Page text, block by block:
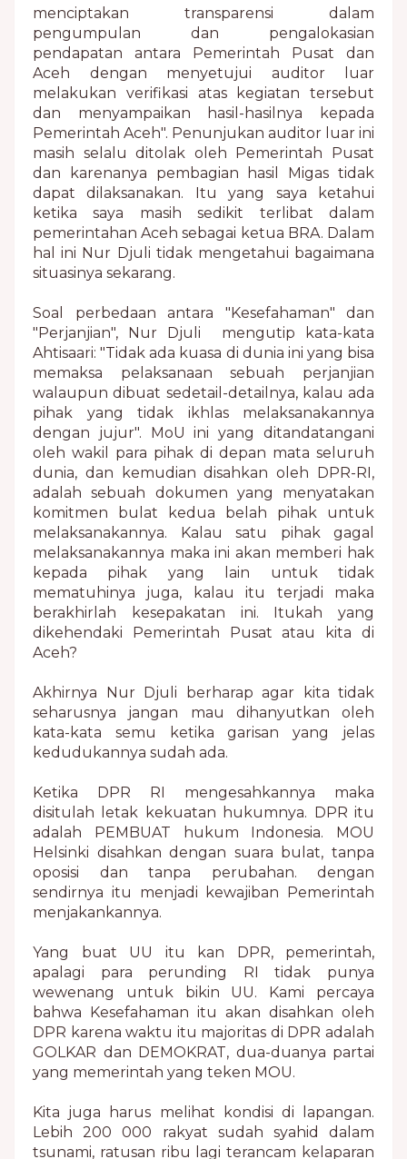
menciptakan transparensi dalam
pengumpulan dan pengalokasian
pendapatan antara Pemerintah Pusat dan
Aceh dengan menyetujui auditor luar
melakukan verifikasi atas kegiatan tersebut
dan menyampaikan hasil-hasilnya kepada
Pemerintah Aceh". Penunjukan auditor luar ini
masih selalu ditolak oleh Pemerintah Pusat
dan karenanya pembagian hasil Migas tidak
dapat dilaksanakan. Itu yang saya ketahui
ketika saya masih sedikit terlibat dalam
pemerintahan Aceh sebagai ketua BRA. Dalam
hal ini Nur Djuli tidak mengetahui bagaimana
situasinya sekarang.
Soal perbedaan antara "Kesefahaman" dan
"Perjanjian", Nur Djuli mengutip kata-kata
Ahtisaari: "Tidak ada kuasa di dunia ini yang bisa
memaksa pelaksanaan sebuah perjanjian
walaupun dibuat sedetail-detailnya, kalau ada
pihak yang tidak ikhlas melaksanakannya
dengan jujur". MoU ini yang ditandatangani
oleh wakil para pihak di depan mata seluruh
dunia, dan kemudian disahkan oleh DPR-RI,
adalah sebuah dokumen yang menyatakan
komitmen bulat kedua belah pihak untuk
melaksanakannya. Kalau satu pihak gagal
melaksanakannya maka ini akan memberi hak
kepada pihak yang lain untuk tidak
mematuhinya juga, kalau itu terjadi maka
berakhirlah kesepakatan ini. Itukah yang
dikehendaki Pemerintah Pusat atau kita di
Aceh?
Akhirnya Nur Djuli berharap agar kita tidak
seharusnya jangan mau dihanyutkan oleh
kata-kata semu ketika garisan yang jelas
kedudukannya sudah ada.
Ketika DPR RI mengesahkannya maka
disitulah letak kekuatan hukumnya. DPR itu
adalah PEMBUAT hukum Indonesia. MOU
Helsinki disahkan dengan suara bulat, tanpa
oposisi dan tanpa perubahan. dengan
sendirnya itu menjadi kewajiban Pemerintah
menjakankannya.
Yang buat UU itu kan DPR, pemerintah,
apalagi para perunding RI tidak punya
wewenang untuk bikin UU. Kami percaya
bahwa Kesefahaman itu akan disahkan oleh
DPR karena waktu itu majoritas di DPR adalah
GOLKAR dan DEMOKRAT, dua-duanya partai
yang memerintah yang teken MOU.
Kita juga harus melihat kondisi di lapangan.
Lebih 200 000 rakyat sudah syahid dalam
tsunami, ratusan ribu lagi terancam kelaparan